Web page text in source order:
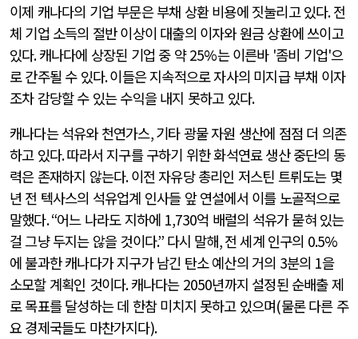
이제 캐나다의 기업 부문은 부채 상환 비용에 짓눌리고 있다.전
체 기업 소득의 절반 이상이 대출의 이자와 원금 상환에 쓰이고
있다.캐나다에 상장된 기업 중 약25%는 이른바 '좀비 기업'으
로 간주될 수 있다.이들은 지속적으로 자사의 미지급 부채 이자
조차 감당할 수 있는 수익을 내지 못하고 있다.
캐나다는 석유와 천연가스,기타 광물 자원 생산에 점점 더 의존
하고 있다.따라서 지구를 구하기 위한 화석연료 생산 중단의 동
력은 존재하지 않는다.이전 자유당 총리인 저스틴 트뤼도는 몇
년 전 텍사스의 석유업계 인사들 앞 연설에서 이를 노골적으로
말했다. “어느 나라도 지하에 1,730억 배럴의 석유가 묻혀 있는
걸 그냥 두지는 않을 것이다.” 다시 말해,전 세계 인구의 0.5%
에 불과한 캐나다가 지구가 남긴 탄소 예산의 거의 3분의 1을
소모할 계획인 것이다.캐나다는 2050년까지 설정된 순배출 제
로 목표를 달성하는 데 한참 미치지 못하고 있으며(물론 다른 주
요 경제국들도 마찬가지다).